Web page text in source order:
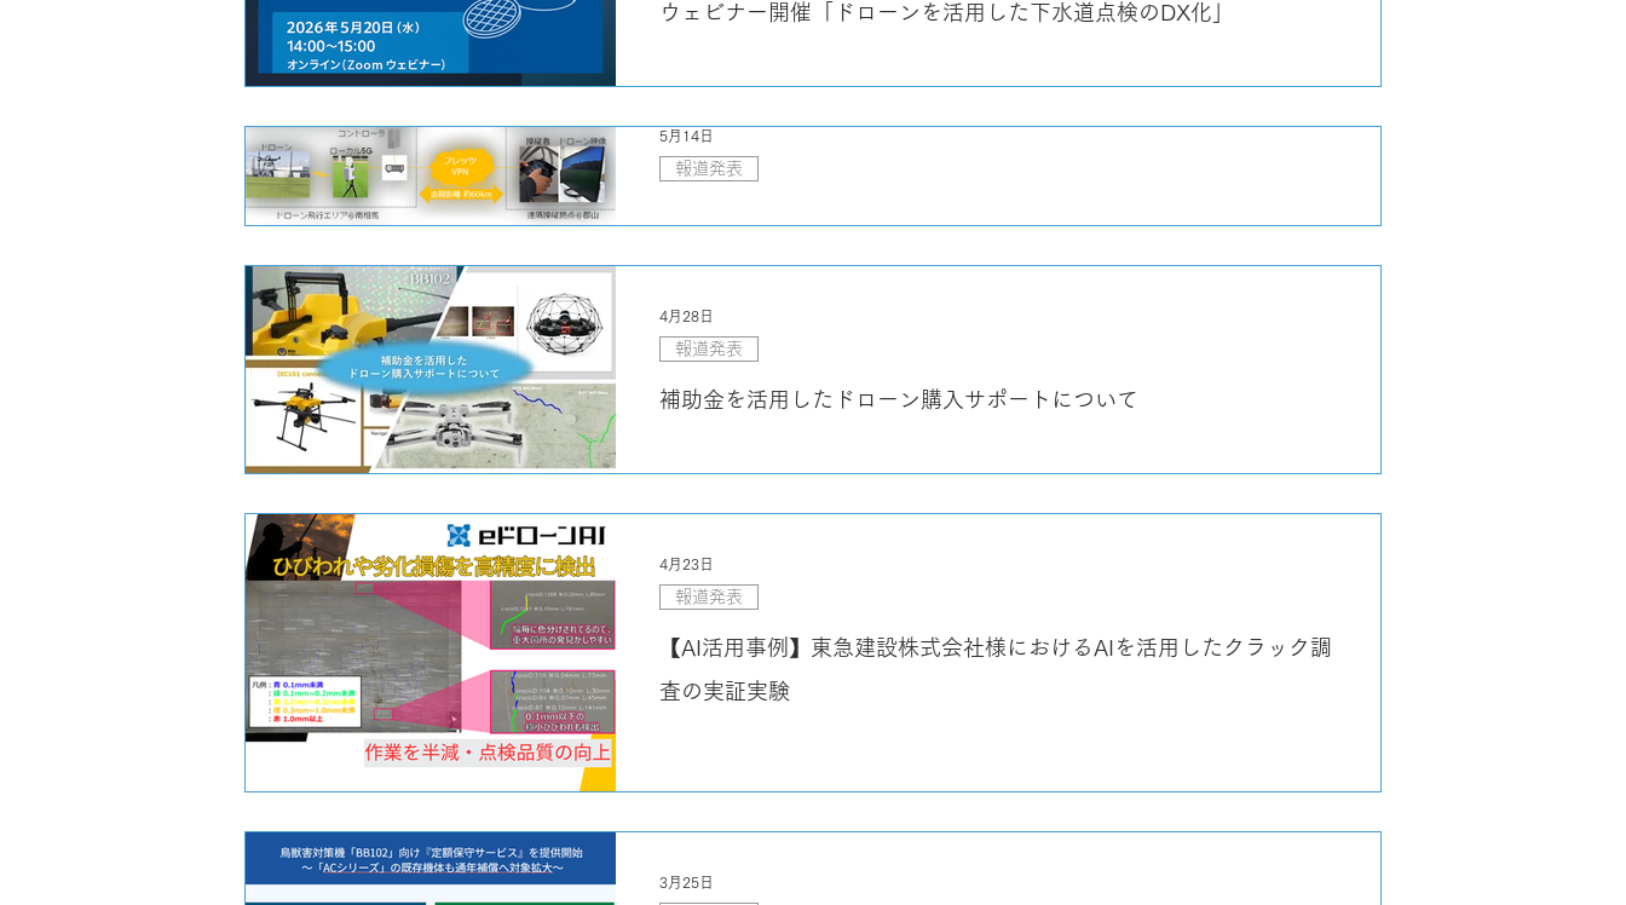
ウェビナー開催「ドローンを活用した下水道点検のDX化」
ローン操縦で実証
報道発表
5月14日
補助金を活用したドローン購入サポートについて
報道発表
4月28日
【AI活用事例】東急建設株式会社様におけるAIを活用したクラック調
査の実証実験
報道発表
4月23日
3月25日